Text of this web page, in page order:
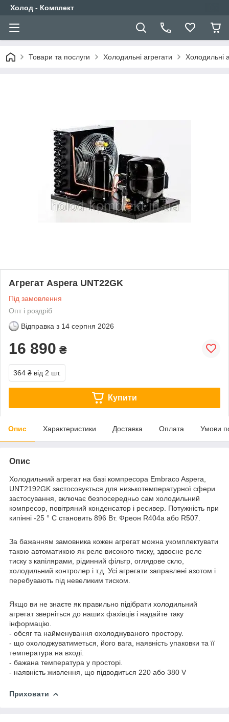
Холод - Комплект
Товари та послуги Холодильні агрегати Холодильні
Агрегат Aspera UNT22GK
Під замовлення
Опт і роздріб
Відправка з 14 серпня 2026
16 890 ₴
364 ₴ від 2 шт.
Купити
Опис Характеристики Доставка Оплата Умови
Опис
Холодильний агрегат на базі компресора Embraco Aspera,
UNT2192GK застосовується для низькотемпературної сфери
застосування, включає безпосередньо сам холодильний
компресор, повітряний конденсатор і ресивер. Потужність при
кипінні -25 ° С становить 896 Вт. Фреон R404a або R507.
За бажанням замовника кожен агрегат можна укомплектувати
такою автоматикою як реле високого тиску, здвоєне реле
тиску з капілярами, рідинний фільтр, оглядове скло,
холодильний контролер і т.д. Усі агрегати заправлені азотом і
перебувають під невеликим тиском.
Якщо ви не знаєте як правильно підібрати холодильний
агрегат зверніться до наших фахівців і надайте таку
інформацію.
- обсяг та найменування охолоджуваного простору.
- що охолоджуватиметься, його вага, наявність упаковки та її
температура на вході.
- бажана температура у просторі.
- наявність живлення, що підводиться 220 або 380 V
Приховати